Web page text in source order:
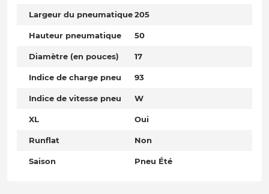
Largeur du pneumatique205
Hauteur pneumatique 50
Diamètre (en pouces) 17
Indice de charge pneu 93
Indice de vitesse pneu W
XL Oui
Runflat Non
Saison Pneu Été